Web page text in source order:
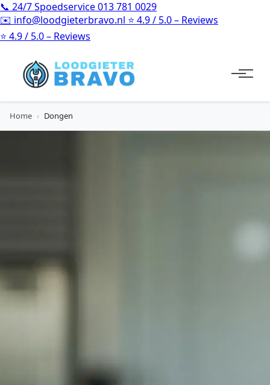
📞 24/7 Spoedservice013 781 0029
✉️ info@loodgieterbravo.nl ⭐ 4.9 / 5.0 – Reviews
⭐ 4.9 / 5.0 – Reviews
Home › Dongen